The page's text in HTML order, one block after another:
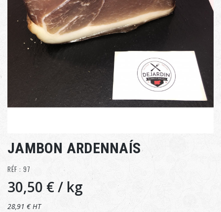
JAMBON ARDENNAÍS
RÉF : 97
30,50 €/ kg
28,91 € HT